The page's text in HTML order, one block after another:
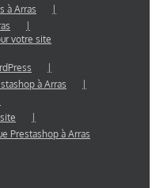
à Arras
votre site
à Arras
Prestashop à Arras